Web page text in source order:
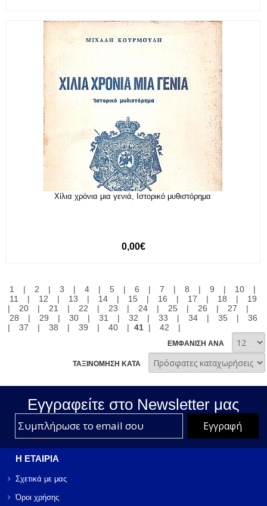
Χίλια χρόνια μια γενιά, Ιστορικό μυθιστόρημα
0,00€
1 | 2 | 3 | 4 | 5 | 6 | 7 | 8 | 9 | 10
|
11
| 12 | 13 | 14 | 15 | 16 | 17 | 18 |
19
|
20 | 21 | 22 | 23 | 24 | 25 | 26 | 27
|
28
| 29 | 30 | 31 | 32 | 33 | 34 | 35 |
36
|
37 | 38 | 39 | 40 | 41| 42 |
ΕΜΦΑΝΙΣΗ ΑΝΑ
ΤΑΞΙΝΟΜΗΣΗ ΚΑΤΑ
Εγγραφείτε στο Νewsletter μας
Η ΕΤΑΙΡΙΑ
Σχετικά με μας
Όροι χρήσης